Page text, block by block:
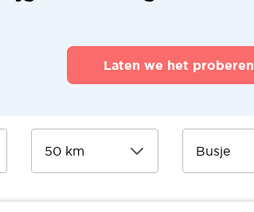
Laten we het proberen